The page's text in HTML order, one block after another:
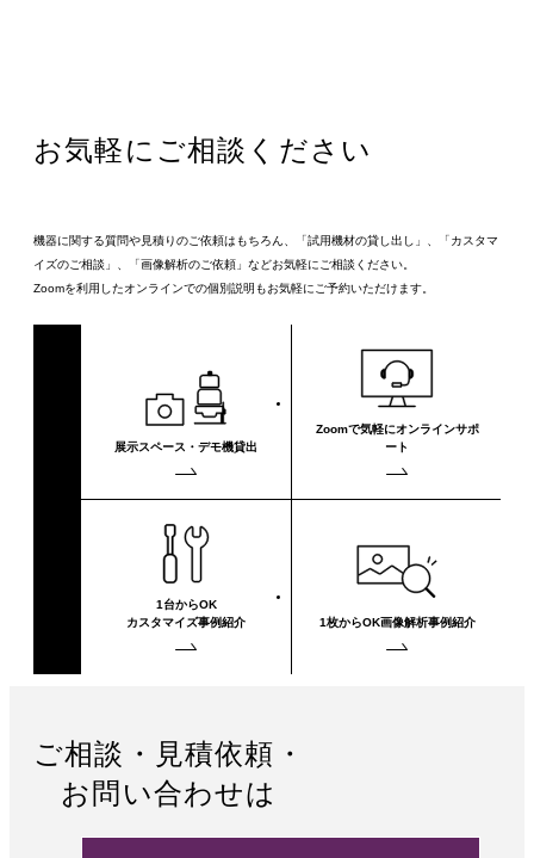
お気軽にご相談ください
機器に関する質問や見積りのご依頼はもちろん、「試用機材の貸し出し」、「カスタマ
イズのご相談」、「画像解析のご依頼」などお気軽にご相談ください。
Zoomを利用したオンラインでの個別説明もお気軽にご予約いただけます。
展示スペース・ デモ機貸出
Zoomで気軽にオンラインサポ
ート
1台からOK
カスタマイズ事例紹介
1枚からOK画像解析事例紹介
ご相談・見積依頼・
お問い合わせは